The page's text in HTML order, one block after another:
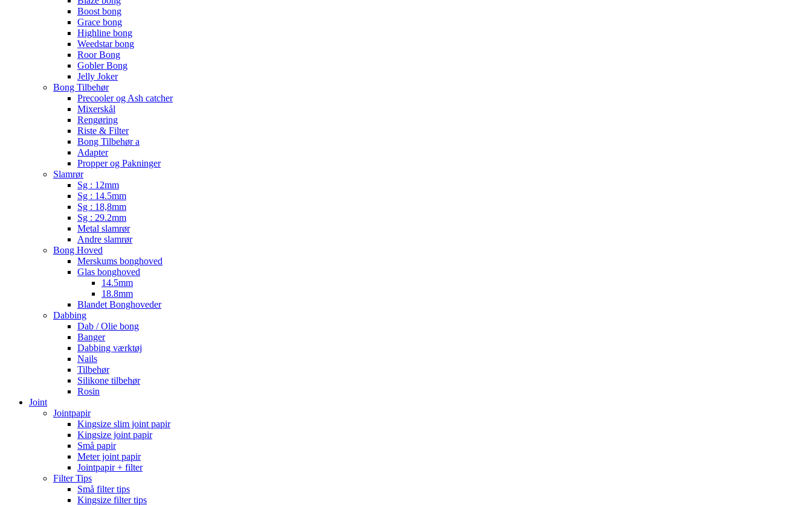
Boost bong
Grace bong
Highline bong
Weedstar bong
Roor Bong
Gobler Bong
Jelly Joker
Bong Tilbehør
Precooler og Ash catcher
Mixerskål
Rengøring
Riste & Filter
Bong Tilbehør a
Adapter
Propper og Pakninger
Slamrør
Sg : 12mm
Sg : 14.5mm
Sg : 18,8mm
Sg : 29.2mm
Metal slamrør
Andre slamrør
Bong Hoved
Merskums bonghoved
Glas bonghoved
14.5mm
18.8mm
Blandet Bonghoveder
Dabbing
Dab / Olie bong
Banger
Dabbing værktøj
Nails
Tilbehør
Silikone tilbehør
Rosin
Joint
Jointpapir
Kingsize slim joint papir
Kingsize joint papir
Små papir
Meter joint papir
Jointpapir + filter
Filter Tips
Små filter tips
Kingsize filter tips